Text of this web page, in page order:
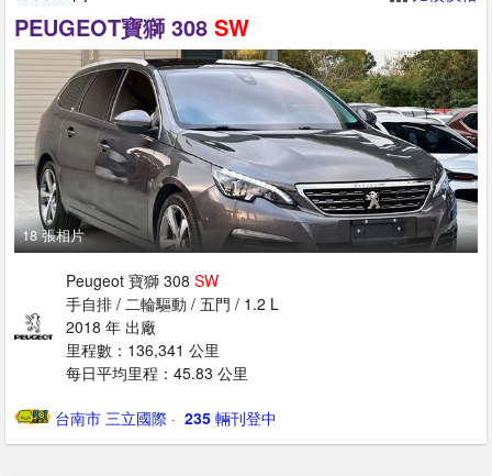
PEUGEOT寶獅 308 SW
18 張相片
Peugeot 寶獅 308 SW
手自排 / 二輪驅動 / 五門 / 1.2 L
2018 年 出廠
里程數：136,341 公里
每日平均里程：45.83 公里
台南市 三立國際 · ‎ 235 輛刊登中